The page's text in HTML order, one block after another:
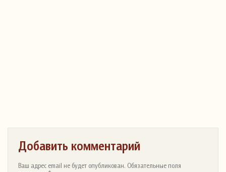
Добавить комментарий
Ваш адрес email не будет опубликован. Обязательные поля